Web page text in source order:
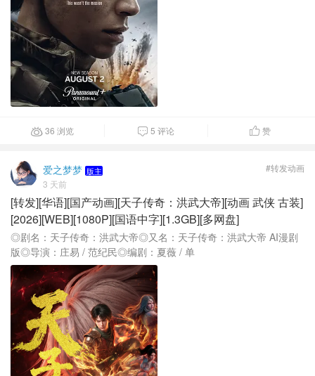
36 浏览  5 评论 赞
爱之梦梦 版主
3 天前
#转发动画
[转发][华语][国产动画][天子传奇：洪武大帝][动画 武侠 古装]
[2026][WEB][1080P][国语中字][1.3GB][多网盘]
◎剧名：天子传奇：洪武大帝◎又名：天子传奇：洪武大帝 AI漫剧
版◎导演：庄易 / 范纪民◎编剧：夏薇 / 单